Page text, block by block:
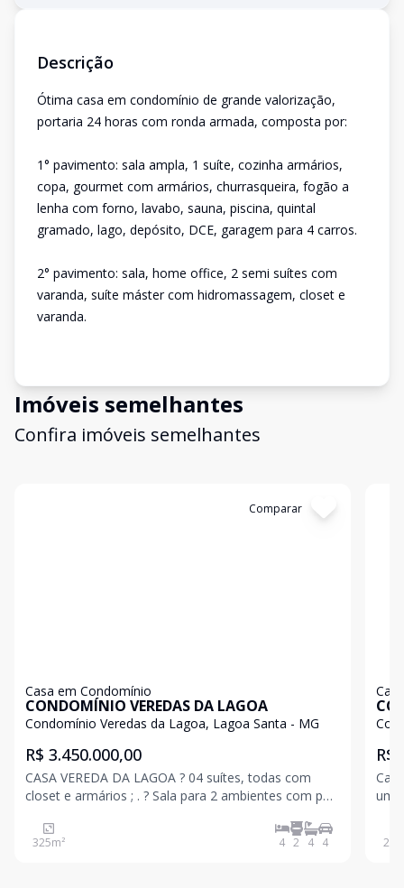
Descrição
Ótima casa em condomínio de grande valorização,
portaria 24 horas com ronda armada, composta por:
1° pavimento: sala ampla, 1 suíte, cozinha armários,
copa, gourmet com armários, churrasqueira, fogão a
lenha com forno, lavabo, sauna, piscina, quintal
gramado, lago, depósito, DCE, garagem para 4 carros.
2° pavimento: sala, home office, 2 semi suítes com
varanda, suíte máster com hidromassagem, closet e
varanda.
Imóveis semelhantes
Confira imóveis semelhantes
Comparar
Casa em Condomínio
CONDOMÍNIO VEREDAS DA LAGOA
Condomínio Veredas da Lagoa, Lagoa Santa - MG
R$ 3.450.000,00
CASA VEREDA DA LAGOA ? 04 suítes, todas com
closet e armários ; . ? Sala para 2 ambientes com pé
geladeira, forno, microondas e cooktop de indução ; .
? Área gourmet completa com churrasqueira ; CASA
325m² 4 2 4 4
R$
um
273